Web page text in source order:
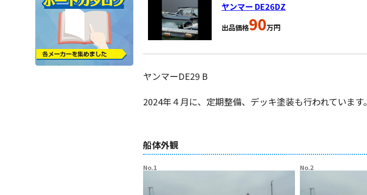
ヤンマー DE26DZ
出品価格90万円
ヤンマーDE29 B
2024年４月に、定期整備、デッキ塗装も行われています。
船体外観
No.1 No.2